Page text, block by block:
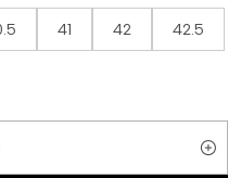
41 42 42.5